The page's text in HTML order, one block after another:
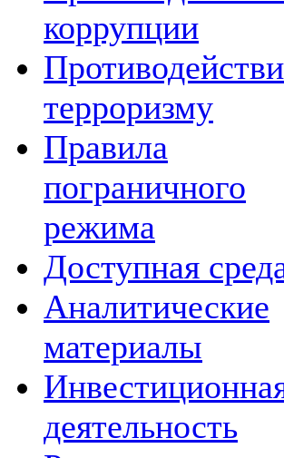
коррупции
терроризму
Правила
пограничного
режима
Доступная
Аналитические
материалы
деятельность